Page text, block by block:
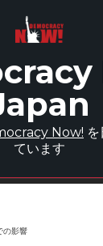
Now!
ています
の影響